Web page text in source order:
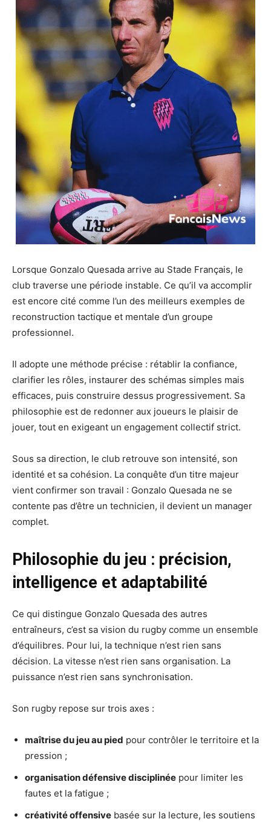
Lorsque Gonzalo Quesada arrive au Stade Français, le
club traverse une période instable. Ce qu’il va accomplir
est encore cité comme l’un des meilleurs exemples de
reconstruction tactique et mentale d’un groupe
professionnel.
Il adopte une méthode précise : rétablir la confiance,
clarifier les rôles, instaurer des schémas simples mais
efficaces, puis construire dessus progressivement. Sa
philosophie est de redonner aux joueurs le plaisir de
jouer, tout en exigeant un engagement collectif strict.
Sous sa direction, le club retrouve son intensité, son
identité et sa cohésion. La conquête d’un titre majeur
vient confirmer son travail : Gonzalo Quesada ne se
contente pas d’être un technicien, il devient un manager
complet.
Philosophie du jeu : précision,
intelligence et adaptabilité
Ce qui distingue Gonzalo Quesada des autres
entraîneurs, c’est sa vision du rugby comme un ensemble
d’équilibres. Pour lui, la technique n’est rien sans
décision. La vitesse n’est rien sans organisation. La
puissance n’est rien sans synchronisation.
Son rugby repose sur trois axes :
maîtrise du jeu au pied pour contrôler le territoire et la
pression ;
organisation défensive disciplinée pour limiter les
fautes et la fatigue ;
créativité offensive basée sur la lecture, les soutiens